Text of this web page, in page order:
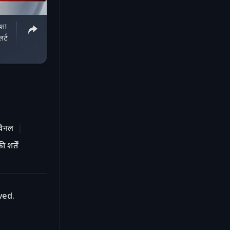
शर्तें